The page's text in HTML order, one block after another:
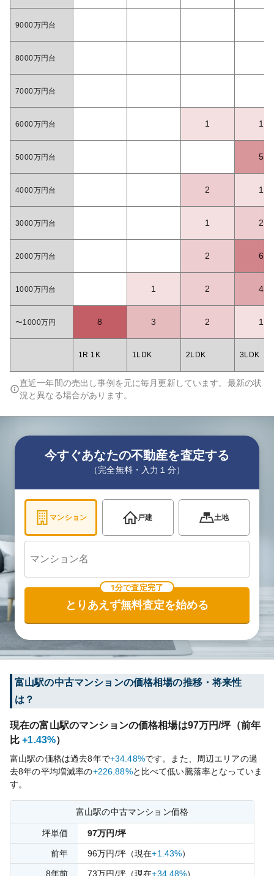
9000万円台
8000万円台
7000万円台
6000万円台 1 1
5000万円台 5
4000万円台 2 1
3000万円台 1 2
2000万円台 2 6
1000万円台 1 2 4
〜1000万円 8 3 2 1
1R 1K 1LDK 2LDK 3LDK
直近一年間の売出し事例を元に毎月更新しています。最新の状
況と異なる場合があります。
今すぐあなたの不動産を査定する
（完全無料・入力１分）
マンション 戸建 土地
1分で査定完了
とりあえず無料査定を始める
富山駅の中古マンションの価格相場の推移・将来性
は？
現在の富山駅のマンションの価格相場は97万円/坪（前年
比 +1.43%）
富山駅の価格は過去8年で+34.48%です。
また、周辺エリアの過
去8年の平均増減率の+226.88%と比べて低い騰落率となっていま
す。
富山駅の中古マンション価格
坪単価 97万円/坪
前年 96万円/坪（現在+1.43%）
8年前 73万円/坪（現在+34.48%）